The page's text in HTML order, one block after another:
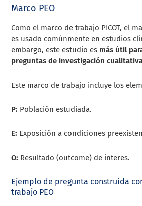
Marco PEO
Como el marco de trabajo PICOT, el
es usado comúnmente en estudios
embargo, este estudio es más útil
preguntas de investigación
Este marco de trabajo incluye los
P: Población estudiada.
E: Exposición a condiciones
O: Resultado (outcome) de interes.
Ejemplo de pregunta construida
trabajo PEO